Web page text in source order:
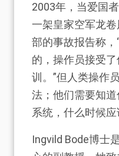
2003年，当爱国
一架皇家空军龙
部的事故报告称
的，操作员接受
训。”但人类操作
法；他们需要知
系统，什么时候
Ingvild Bode博士